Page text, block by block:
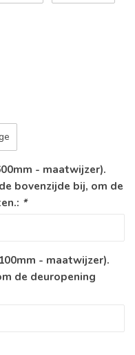
- maatwijzer).
bovenzijde bij, om de
*
- maatwijzer).
de deuropening